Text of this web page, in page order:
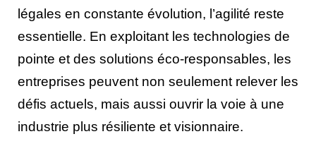
légales en constante évolution, l’agilité reste
essentielle. En exploitant les technologies de
pointe et des solutions éco-responsables, les
entreprises peuvent non seulement relever les
défis actuels, mais aussi ouvrir la voie à une
industrie plus résiliente et visionnaire.